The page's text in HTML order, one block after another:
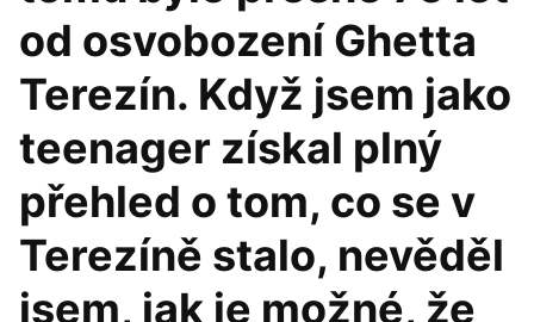
od osvobození Ghetta
Terezín. Když jsem jako
teenager získal plný
přehled o tom, co se v
Terezíně stalo, nevěděl
jsem, jak je možné, že